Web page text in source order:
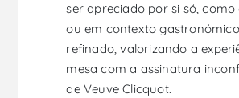
ser apreciado por si só, como
ou em contexto
refinado, valorizando a
mesa com a assinatura
de Veuve Clicquot.